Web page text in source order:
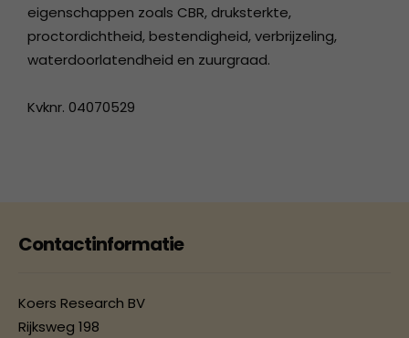
eigenschappen zoals CBR, druksterkte,
proctordichtheid, bestendigheid, verbrijzeling,
waterdoorlatendheid en zuurgraad.
Kvknr. 04070529
Contactinformatie
Koers Research BV
Rijksweg 198